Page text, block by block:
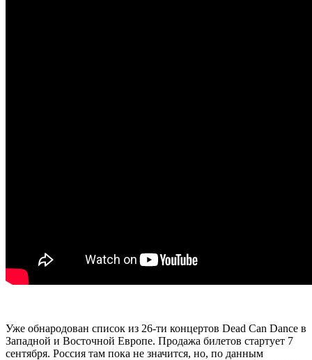
Уже обнародован список из 26-ти концертов Dead Can Dance в
Западной и Восточной Европе. Продажа билетов стартует 7
сентября. Россия там пока не значится, но, по данным